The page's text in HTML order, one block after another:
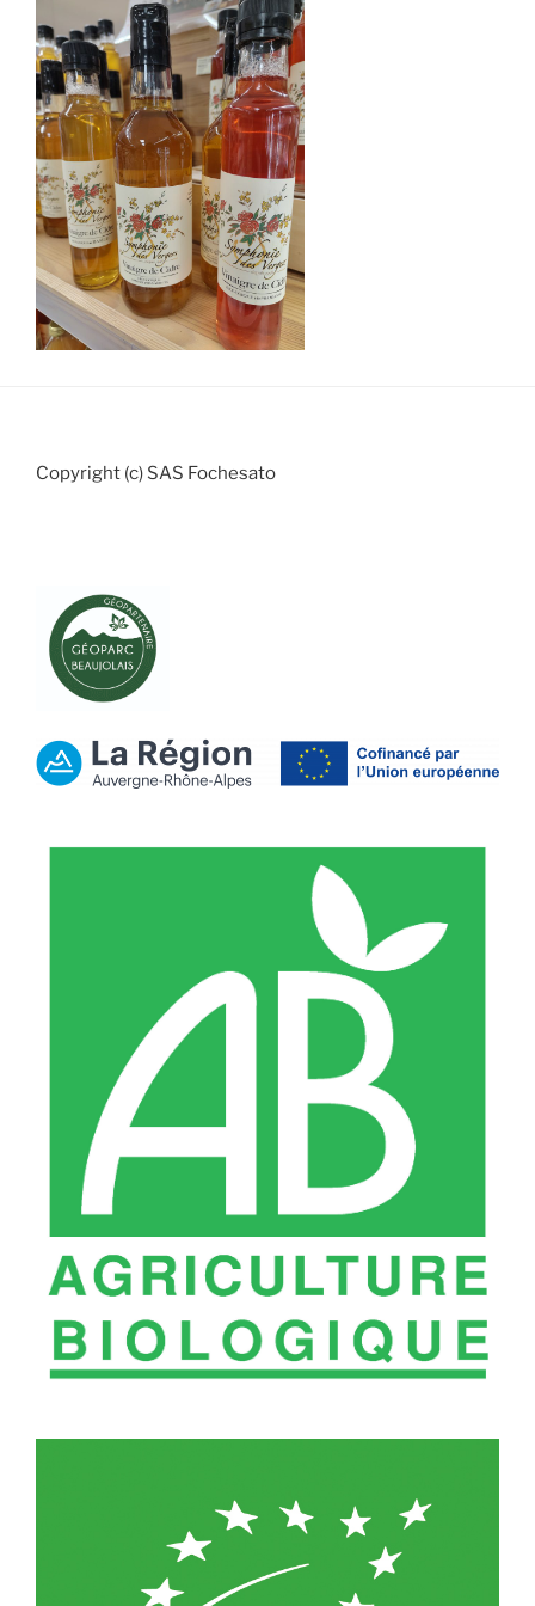
Copyright (c) SAS Fochesato